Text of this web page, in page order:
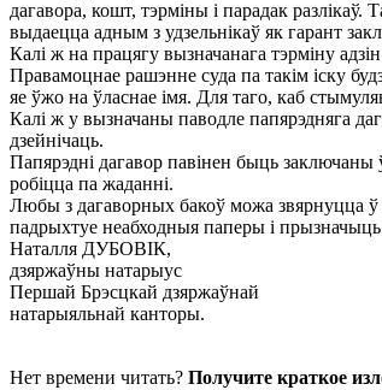
дагавора, кошт, тэрміны і парадак
выдаецца адным з удзельнікаў як гарант
Калі ж на працягу вызначанага тэрміну
Правамоцнае рашэнне суда па такім іску
яе ўжо на ўласнае імя. Для таго, каб
Калі ж у вызначаны паводле папярэдняга
дзейнічаць.
Папярэдні дагавор павінен быць заключаны
робіцца па жаданні.
Любы з дагаворных бакоў можа звярнуцца ў
падрыхтуе неабходныя паперы і прызначыць
Наталля ДУБОВІК,
дзяржаўны натарыус
Першай Брэсцкай дзяржаўнай
натарыяльнай канторы.
Нет времени читать? Получите краткое